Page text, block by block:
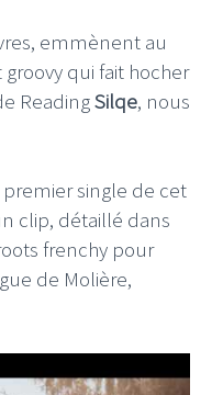
emmènent au
qui fait hocher
ReadingSilqe, nous
single de cet
clip, détaillé dans
frenchy pour
de Molière,